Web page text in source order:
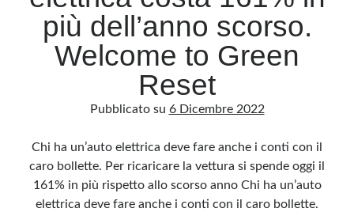
più dell’anno scorso.
Welcome to Green
Reset
Pubblicato su 6 Dicembre 2022
Chi ha un’auto elettrica deve fare anche i conti con il
caro bollette. Per ricaricare la vettura si spende oggi il
161% in più rispetto allo scorso anno Chi ha un’auto
elettrica deve fare anche i conti con il caro bollette.